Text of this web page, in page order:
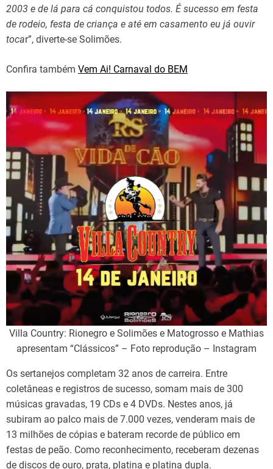
2003 e de lá para cá conquistou todos. É sucesso em festa
de rodeio, festa de criança e até em casamento eu já ouvir
tocar”, diverte-se Solimões.
Confira também Vem Ai! Carnaval do BEM
Villa Country: Rionegro e Solimões e Matogrosso e Mathias
apresentam “Clássicos” – Foto reprodução – Instagram
Os sertanejos completam 32 anos de carreira. Entre
coletâneas e registros de sucesso, somam mais de 300
músicas gravadas, 19 CDs e 4 DVDs. Nestes anos, já
subiram ao palco mais de 7.000 vezes, venderam mais de
13 milhões de cópias e bateram recorde de público em
festas de peão. Como reconhecimento, receberam dezenas
de discos de ouro, prata, platina e platina dupla.